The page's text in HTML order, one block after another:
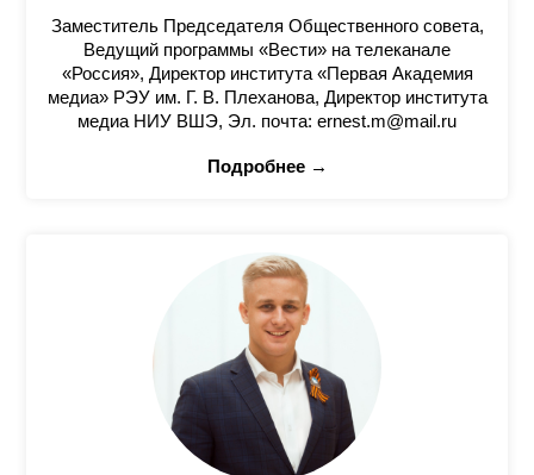
Заместитель Председателя Общественного совета,
Ведущий программы «Вести» на телеканале
«Россия», Директор института «Первая Академия
медиа» РЭУ им. Г. В. Плеханова, Директор института
медиа НИУ ВШЭ, Эл. почта: ernest.m@mail.ru
Подробнее →